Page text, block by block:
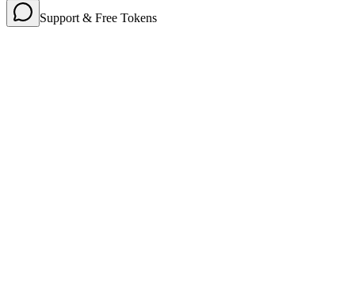
Support & Free Tokens